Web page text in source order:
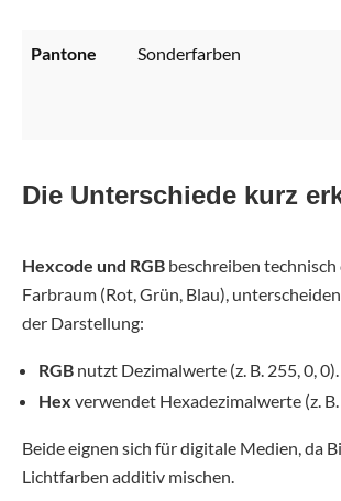
Pantone Sonderfarben
Die Unterschiede kurz
Hexcode und RGB beschreiben technisch
Farbraum (Rot, Grün, Blau),
der Darstellung:
RGB nutzt Dezimalwerte (z. B. 255, 0, 0).
Hex verwendet Hexadezimalwerte (z.
Beide eignen sich für digitale Medien, da
Lichtfarben additiv mischen.